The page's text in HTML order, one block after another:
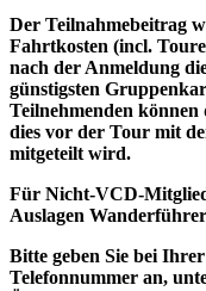
Der Teilnahmebeitrag
Fahrtkosten (incl.
nach der Anmeldung
günstigsten
Teilnehmenden
dies vor der Tour mit
mitgeteilt wird.
Für Nicht-VCD-
Auslagen
Bitte geben Sie bei
Telefonnummer an,